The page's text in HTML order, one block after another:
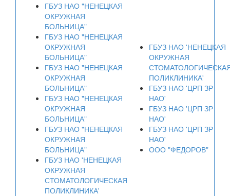
ГБУЗ НАО "НЕНЕЦКАЯ
ОКРУЖНАЯ
БОЛЬНИЦА"
ГБУЗ НАО "НЕНЕЦКАЯ
ОКРУЖНАЯ
БОЛЬНИЦА"
ГБУЗ НАО "НЕНЕЦКАЯ
ОКРУЖНАЯ
БОЛЬНИЦА"
ГБУЗ НАО "НЕНЕЦКАЯ
ОКРУЖНАЯ
БОЛЬНИЦА"
ГБУЗ НАО "НЕНЕЦКАЯ
ОКРУЖНАЯ
БОЛЬНИЦА"
ГБУЗ НАО 'НЕНЕЦКАЯ
ОКРУЖНАЯ
СТОМАТОЛОГИЧЕСКАЯ
ПОЛИКЛИНИКА'
ГБУЗ НАО 'НЕНЕЦКАЯ
ОКРУЖНАЯ
ПОЛИКЛИНИКА'
ГБУЗ НАО 'ЦРП ЗР
НАО'
ГБУЗ НАО 'ЦРП ЗР
НАО'
ГБУЗ НАО 'ЦРП ЗР
НАО'
ООО "ФЕДОРОВ"